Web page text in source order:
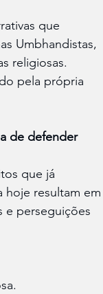
que
Umbhandistas,
religiosas.
pela própria
de defender
que já
hoje resultam em
e perseguições